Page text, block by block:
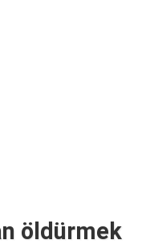
öldürmek